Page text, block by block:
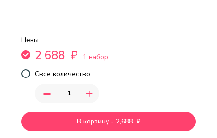
Цены
2 688 ₽
1 набор
Свое количество
- +
В корзину - 2,688 ₽